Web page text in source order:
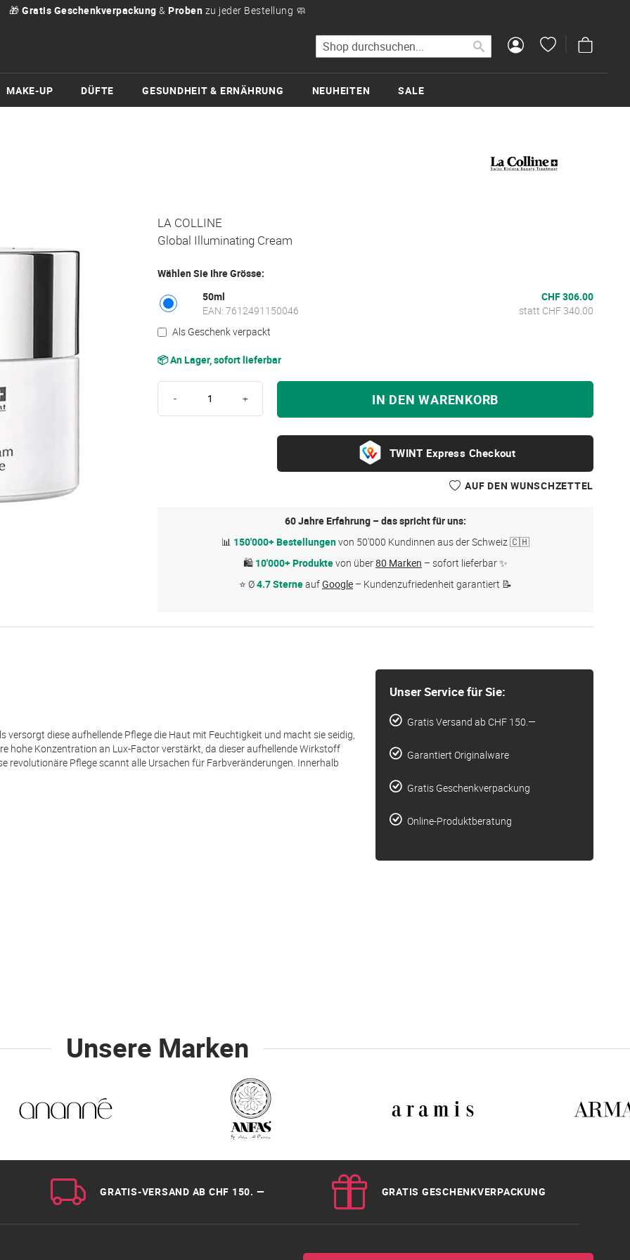
🎁 Gratis Geschenkverpackung & Proben zu jeder Bestellung 🧼
Suche
Suche
MAKE-UP DÜFTE GESUNDHEIT & ERNÄHRUNG NEUHEITEN SALE
LA COLLINE
Global Illuminating Cream
Wählen Sie Ihre Grösse:
50ml
EAN: 7612491150046
CHF 306.00
statt CHF 340.00
Als Geschenk verpackt
📦 An Lager, sofort lieferbar
- + IN DEN WARENKORB
Express Checkout
AUF DEN WUNSCHZETTEL
60 Jahre Erfahrung – das spricht für uns:
📊 150'000+ Bestellungenvon 50'000 Kundinnen aus der Schweiz 🇨🇭
🛍 10'000+ Produktevon über80 Marken – sofort lieferbar ✨
⭐ Ø4.7 SterneaufGoogle – Kundenzufriedenheit garantiert 📝
diese aufhellende Pflege die Haut mit Feuchtigkeit und macht sie seidig,
hohe Konzentration an Lux-Factor verstärkt, da dieser aufhellende Wirkstoff
revolutionäre Pflege scannt alle Ursachen für Farbveränderungen. Innerhalb
Unser Service für Sie:
Gratis Versand ab CHF 150.—
Garantiert Originalware
Gratis Geschenkverpackung
Online-Produktberatung
Unsere Marken
GRATIS-VERSAND AB CHF 150. — GRATIS GESCHENKVERPACKUNG